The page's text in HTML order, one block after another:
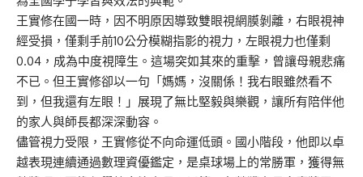
王實修在國一時，因不明原因導致雙眼視網膜剝離，右眼視神
經受損，僅剩手前10公分模糊指影的視力，左眼視力也僅剩
0.04，成為中度視障生。這場突如其來的重擊，曾讓母親悲痛
不已。但王實修卻以一句「媽媽，沒關係！我右眼雖然看不
到，但我還有左眼！」展現了無比堅毅與樂觀，讓所有陪伴他
的家人與師長都深深動容。
儘管視力受限，王實修從不向命運低頭。國小階段，他即以卓
越表現連續通過數理資優鑑定，是桌球場上的常勝軍，獲得無